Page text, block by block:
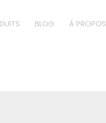
BLOG À PROPOS